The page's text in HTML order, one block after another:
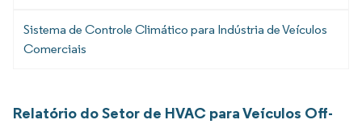
Sistema de Controle Climático para Indústria de Veículos
Comerciais
Relatório do Setor de HVAC para Veículos Off-